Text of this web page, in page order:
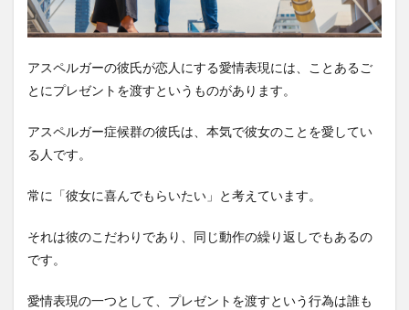
アスペルガーの彼氏が恋人にする愛情表現には、ことあるご
とにプレゼントを渡すというものがあります。
アスペルガー症候群の彼氏は、本気で彼女のことを愛してい
る人です。
常に「彼女に喜んでもらいたい」と考えています。
それは彼のこだわりであり、同じ動作の繰り返しでもあるの
です。
愛情表現の一つとして、プレゼントを渡すという行為は誰も